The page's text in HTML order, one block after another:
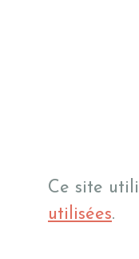
Ce site
utilisées.